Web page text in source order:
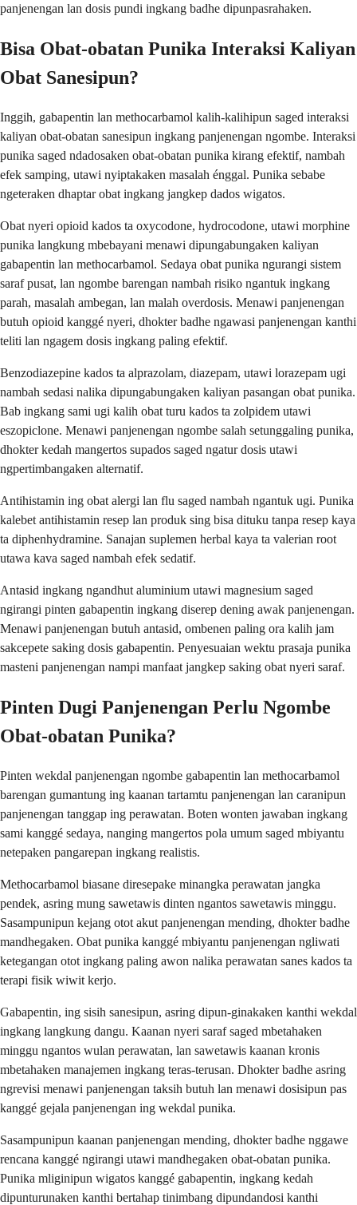
panjenengan lan dosis pundi ingkang badhe dipunpasrahaken.
Bisa Obat-obatan Punika Interaksi Kaliyan
Obat Sanesipun?
Inggih, gabapentin lan methocarbamol kalih-kalihipun saged interaksi
kaliyan obat-obatan sanesipun ingkang panjenengan ngombe. Interaksi
punika saged ndadosaken obat-obatan punika kirang efektif, nambah
efek samping, utawi nyiptakaken masalah énggal. Punika sebabe
ngeteraken dhaptar obat ingkang jangkep dados wigatos.
Obat nyeri opioid kados ta oxycodone, hydrocodone, utawi morphine
punika langkung mbebayani menawi dipungabungaken kaliyan
gabapentin lan methocarbamol. Sedaya obat punika ngurangi sistem
saraf pusat, lan ngombe barengan nambah risiko ngantuk ingkang
parah, masalah ambegan, lan malah overdosis. Menawi panjenengan
butuh opioid kanggé nyeri, dhokter badhe ngawasi panjenengan kanthi
teliti lan ngagem dosis ingkang paling efektif.
Benzodiazepine kados ta alprazolam, diazepam, utawi lorazepam ugi
nambah sedasi nalika dipungabungaken kaliyan pasangan obat punika.
Bab ingkang sami ugi kalih obat turu kados ta zolpidem utawi
eszopiclone. Menawi panjenengan ngombe salah setunggaling punika,
dhokter kedah mangertos supados saged ngatur dosis utawi
ngpertimbangaken alternatif.
Antihistamin ing obat alergi lan flu saged nambah ngantuk ugi. Punika
kalebet antihistamin resep lan produk sing bisa dituku tanpa resep kaya
ta diphenhydramine. Sanajan suplemen herbal kaya ta valerian root
utawa kava saged nambah efek sedatif.
Antasid ingkang ngandhut aluminium utawi magnesium saged
ngirangi pinten gabapentin ingkang diserep dening awak panjenengan.
Menawi panjenengan butuh antasid, ombenen paling ora kalih jam
sakcepete saking dosis gabapentin. Penyesuaian wektu prasaja punika
masteni panjenengan nampi manfaat jangkep saking obat nyeri saraf.
Pinten Dugi Panjenengan Perlu Ngombe
Obat-obatan Punika?
Pinten wekdal panjenengan ngombe gabapentin lan methocarbamol
barengan gumantung ing kaanan tartamtu panjenengan lan caranipun
panjenengan tanggap ing perawatan. Boten wonten jawaban ingkang
sami kanggé sedaya, nanging mangertos pola umum saged mbiyantu
netepaken pangarepan ingkang realistis.
Methocarbamol biasane diresepake minangka perawatan jangka
pendek, asring mung sawetawis dinten ngantos sawetawis minggu.
Sasampunipun kejang otot akut panjenengan mending, dhokter badhe
mandhegaken. Obat punika kanggé mbiyantu panjenengan ngliwati
ketegangan otot ingkang paling awon nalika perawatan sanes kados ta
terapi fisik wiwit kerjo.
Gabapentin, ing sisih sanesipun, asring dipun-ginakaken kanthi wekdal
ingkang langkung dangu. Kaanan nyeri saraf saged mbetahaken
minggu ngantos wulan perawatan, lan sawetawis kaanan kronis
mbetahaken manajemen ingkang teras-terusan. Dhokter badhe asring
ngrevisi menawi panjenengan taksih butuh lan menawi dosisipun pas
kanggé gejala panjenengan ing wekdal punika.
Sasampunipun kaanan panjenengan mending, dhokter badhe nggawe
rencana kanggé ngirangi utawi mandhegaken obat-obatan punika.
Punika mliginipun wigatos kanggé gabapentin, ingkang kedah
dipunturunaken kanthi bertahap tinimbang dipundandosi kanthi